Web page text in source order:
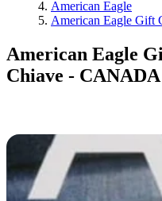
American Eagle
American Eagle Gift
American Eagle
Chiave - CANADA